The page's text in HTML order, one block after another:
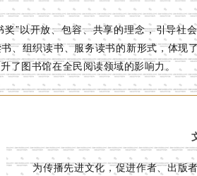
奖”以开放、包容、共享的理念，引导社
、组织读书、服务读书的新形式，体现
了图书馆在全民阅读领域的影响力。
为传播先进文化，促进作者、出版